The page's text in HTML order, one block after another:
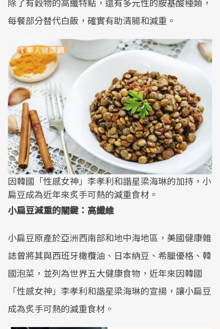
每餐部分替代白飯，確實有助清腸和減重。
因韓國「性感女神」李孝利和諧星梁海琳的加持，小
扁豆成為近年來炙手可熱的減重食材。
小扁豆減重的關鍵：高纖維
小扁豆原產於亞洲西南部和地中海地區，美國健康雜
誌曾將其與西班牙橄欖油、日本納豆、希臘優格、韓
國泡菜，並列為世界五大健康食物，近年來因韓國
「性感女神」李孝利和諧星梁海琳的宣揚，讓小扁豆
成為炙手可熱的減重食材。